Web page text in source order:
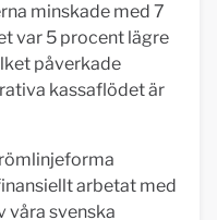
minskade med 7
var 5 procent lägre
påverkade
kassaflödet är
arbetat med
våra svenska